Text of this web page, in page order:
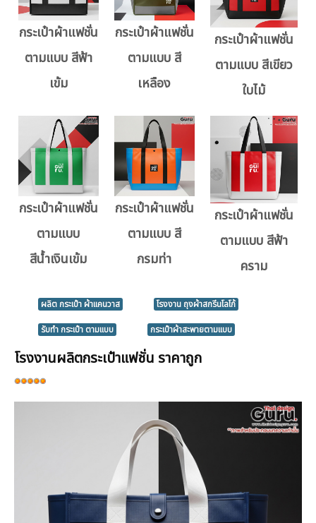
กระเป๋าผ้าแฟชั่น
ตามแบบ สีฟ้า
เข้ม
กระเป๋าผ้าแฟชั่น
ตามแบบ สี
เหลือง
กระเป๋าผ้าแฟชั่น
ตามแบบ สีเขียว
ใบไม้
กระเป๋าผ้าแฟชั่น
ตามแบบ
สีน้ำเงินเข้ม
กระเป๋าผ้าแฟชั่น
ตามแบบ สี
กรมท่า
กระเป๋าผ้าแฟชั่น
ตามแบบ สีฟ้า
คราม
ผลิต กระเป๋า ผ้าแคนวาส
โรงงาน ถุงผ้าสกรีนโลโก้
รับทำ กระเป๋า ตามแบบ
กระเป๋าผ้าสะพายตามแบบ
โรงงานผลิตกระเป๋าแฟชั่น ราคาถูก
ให้
เรต